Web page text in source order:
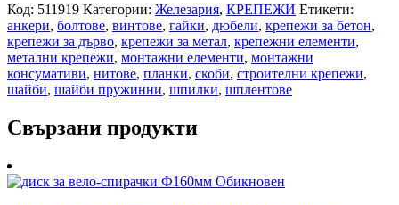
Код: 511919 Категории: Железария, КРЕПЕЖИ Етикети:
анкери, болтове, винтове, гайки, дюбели, крепежи за бетон,
крепежи за дърво, крепежи за метал, крепежни елементи,
метални крепежи, монтажни елементи, монтажни
консумативи, нитове, планки, скоби, строителни крепежи,
шайби, шайби пружинни, шпилки, шплентове
Свързани продукти